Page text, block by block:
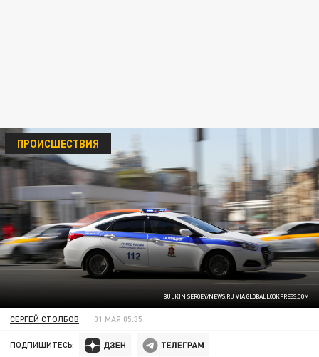
BULKIN SERGEY/NEWS.RU VIA GLOBALLOOKPRESS.COM
ПРОИСШЕСТВИЯ
СЕРГЕЙ СТОЛБОВ 01 МАЯ 05:35
ПОДПИШИТЕСЬ: